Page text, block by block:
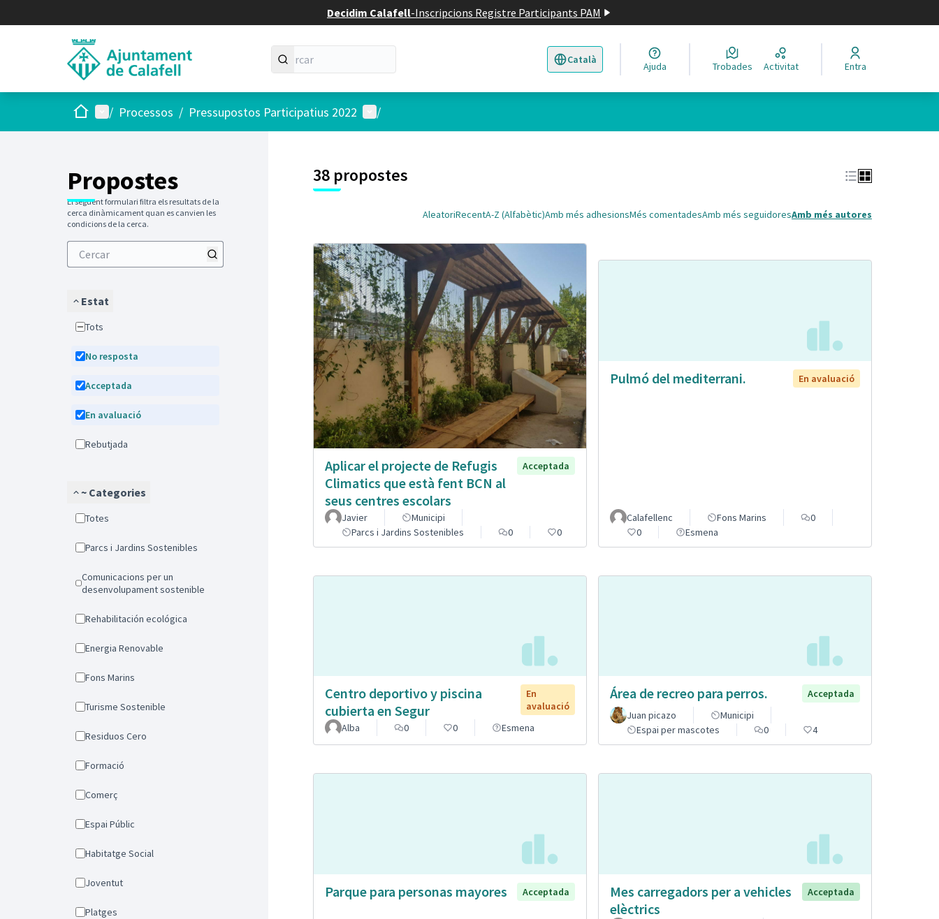
Decidim Calafell-Inscripcions Registre Participants PAM
Català
Triar la llengua Elegir el idioma
Ajuda Trobades Activitat Entra
Inici Menú principal
/ Processos / Pressupostos Participatius 2022 Menú d'usuari
/
Propostes
El següent formulari filtra els resultats de la
cerca dinàmicament quan es canvien les
condicions de la cerca.
Estat
Tots
No resposta
Acceptada
En avaluació
Rebutjada
~ Categories
Totes
Parcs i Jardins Sostenibles
Comunicacions per un
desenvolupament sostenible
Rehabilitación ecológica
Energia Renovable
Fons Marins
Turisme Sostenible
Residuos Cero
Formació
Comerç
Espai Públic
Habitatge Social
Joventut
Platges
38 propostes
AleatoriRecentA-Z (Alfabètic)Amb més adhesionsMés comentadesAmb més seguidoresAmb més autores
Aplicar el projecte de Refugis
Climatics que està fent BCN al
seus centres escolars
Acceptada
Javier
Municipi
Parcs i Jardins Sostenibles
0 0
Pulmó del mediterrani. En avaluació
Calafellenc Fons Marins
0
0
Esmena
Centro deportivo y piscina
cubierta en Segur
En
avaluació
Alba
0 0 Esmena
Área de recreo para perros.
Acceptada
Juan picazo
Municipi
Espai per mascotes
0 4
Parque para personas mayores Acceptada
Mes carregadors per a vehicles
elèctrics
Acceptada